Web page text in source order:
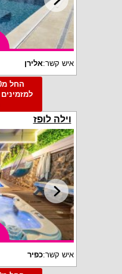
איש קשר:אלירן
וילה לופז
איש קשר:כפיר